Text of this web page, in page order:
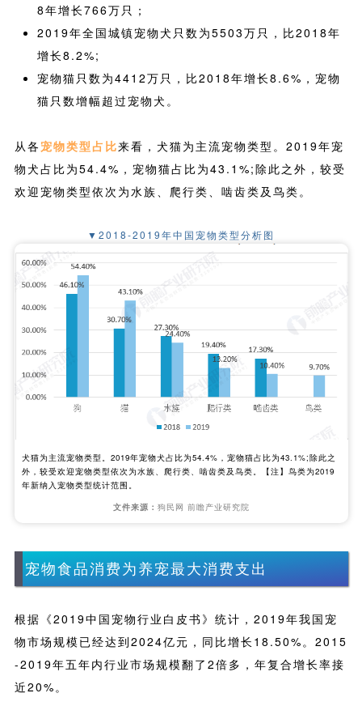
8年增长766万只；
2019年全国城镇宠物犬只数为5503万只，比2018年
增长8.2%;
宠物猫只数为4412万只，比2018年增长8.6%，宠物
猫只数增幅超过宠物犬。
从各 宠物类型占比来看，犬猫为主流宠物类型。2019年宠
物犬占比为54.4%，宠物猫占比为43.1%;除此之外，较受
欢迎宠物类型依次为水族、爬行类、啮齿类及鸟类。
▼2018-2019年中国宠物类型分析图
犬猫为主流宠物类型。2019年宠物犬占比为54.4%，宠物猫占比为43.1%;除此之
外，较受欢迎宠物类型依次为水族、爬行类、啮齿类及鸟类。【注】鸟类为2019
年新纳入宠物类型统计范围。
文件来源： 狗民网 前瞻产业研究院
宠物食品消费为养宠最大消费支出
根据《2019中国宠物行业白皮书》统计，2019年我国宠
物市场规模已经达到2024亿元，同比增长18.50%。2015
-2019年五年内行业市场规模翻了2倍多，年复合增长率接
近20%。